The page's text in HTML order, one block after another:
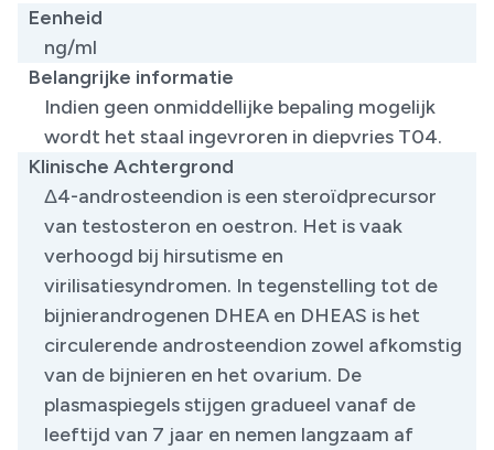
Eenheid
ng/ml
Belangrijke informatie
Indien geen onmiddellijke bepaling mogelijk
wordt het staal ingevroren in diepvries T04.
Klinische Achtergrond
Δ4-androsteendion is een steroïdprecursor
van testosteron en oestron. Het is vaak
verhoogd bij hirsutisme en
virilisatiesyndromen. In tegenstelling tot de
bijnierandrogenen DHEA en DHEAS is het
circulerende androsteendion zowel afkomstig
van de bijnieren en het ovarium. De
plasmaspiegels stijgen gradueel vanaf de
leeftijd van 7 jaar en nemen langzaam af